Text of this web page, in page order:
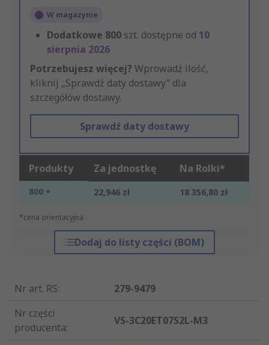
W magazynie
Dodatkowe 800 szt. dostępne od 10
sierpnia 2026
Potrzebujesz więcej? Wprowadź ilość,
kliknij „Sprawdź daty dostawy” dla
szczegółów dostawy.
Sprawdź daty dostawy
Produkty Za jednostkę Na Rolki*
800 + 22,946 zł 18 356,80 zł
*cena orientacyjna
Dodaj do listy części (BOM)
Nr art. RS:
279-9479
Nr części
producenta:
VS-3C20ET07S2L-M3